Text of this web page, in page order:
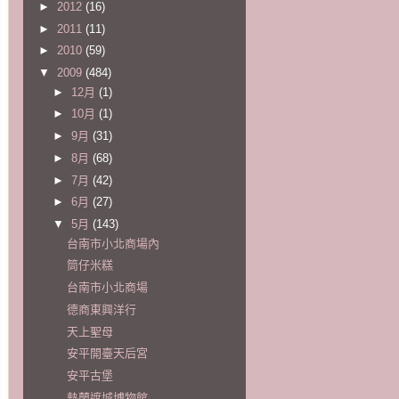
► 2012 (16)
► 2011 (11)
► 2010 (59)
▼ 2009 (484)
► 12月 (1)
► 10月 (1)
► 9月 (31)
► 8月 (68)
► 7月 (42)
► 6月 (27)
▼ 5月 (143)
台南市小北商場內
筒仔米糕
台南市小北商場
德商東興洋行
天上聖母
安平開臺天后宮
安平古堡